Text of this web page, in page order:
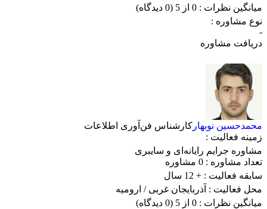
میانگین نظرات : 0 از 5
(0 دیدگاه)
نوع مشاوره :
-
دریافت مشاوره
محمدحسین نوبهار کارشناس فن‌آوری اطلاعات
زمینه فعالیت :
مشاوره جرایم رایانه‌ای و سایبری
تعداد مشاوره : 0 مشاوره
سابقه فعالیت : + 12 سال
محل فعالیت : آذربایجان غربی/ ارومیه
میانگین نظرات : 0 از 5
(0 دیدگاه)